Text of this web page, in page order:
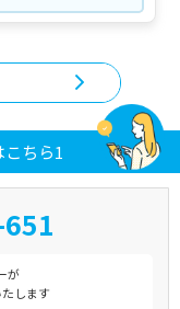
ちら1
が
します